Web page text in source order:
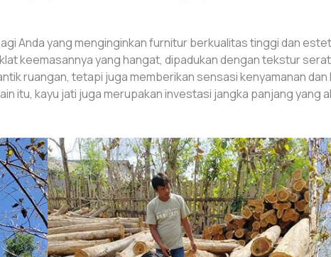
Anda yang menginginkan furnitur berkualitas tinggi dan
keemasannya yang hangat, dipadukan dengan tekstur
ruangan, tetapi juga memberikan sensasi kenyamanan
itu, kayu jati juga merupakan investasi jangka panjang yang